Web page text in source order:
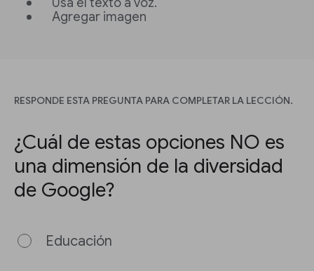
Usa el texto a voz.
Agregar imagen
RESPONDE ESTA PREGUNTA PARA COMPLETAR LA LECCIÓN.
¿Cuál de estas opciones NO es
una dimensión de la diversidad
de Google?
Educación